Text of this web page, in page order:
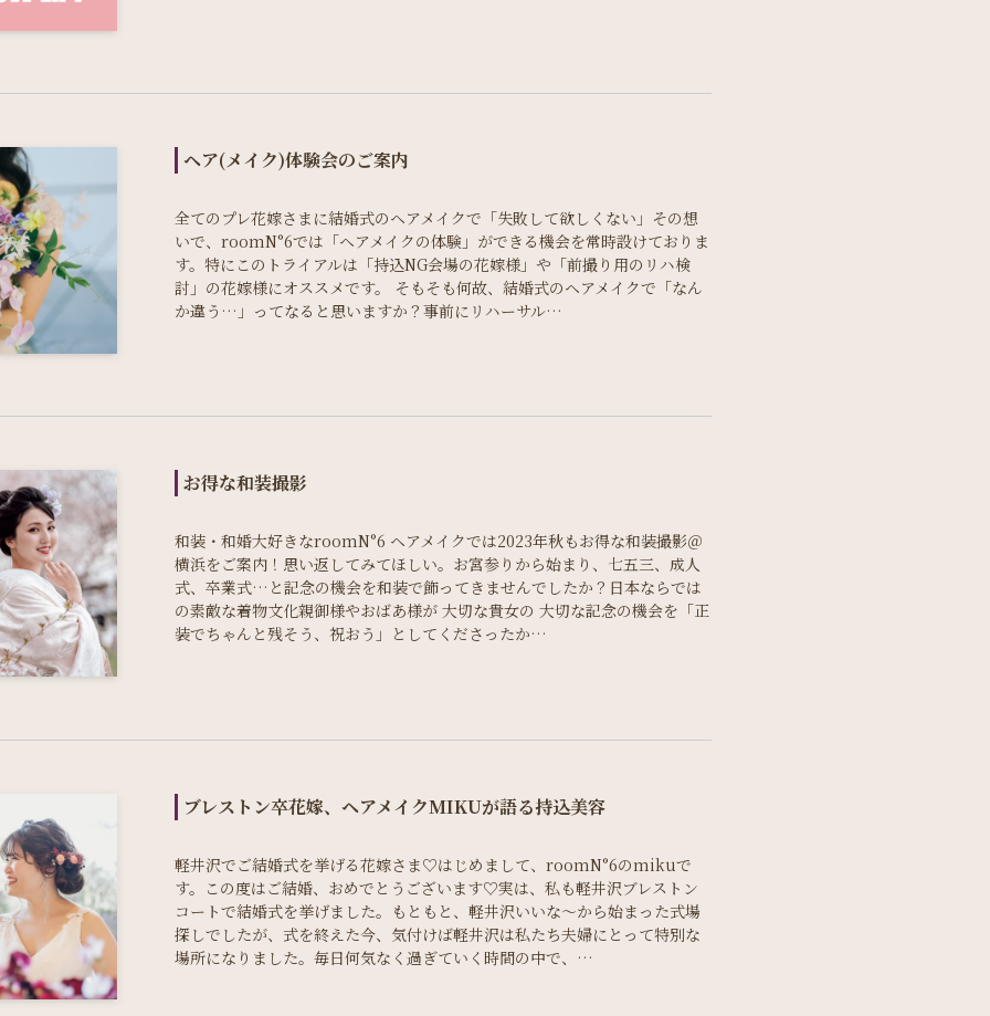
ヘア(メイク)体験会のご案内
全てのプレ花嫁さまに結婚式のヘアメイクで「失敗して欲しくない」その想
いで、roomN°6では「ヘアメイクの体験」ができる機会を常時設けておりま
す。特にこのトライアルは「持込NG会場の花嫁様」や「前撮り用のリハ検
討」の花嫁様にオススメです。 そもそも何故、結婚式のヘアメイクで「なん
か違う…」ってなると思いますか？事前にリハーサル…
お得な和装撮影
和装・和婚大好きなroomN°6 ヘアメイクでは2023年秋もお得な和装撮影＠
横浜をご案内！思い返してみてほしい。お宮参りから始まり、七五三、成人
式、卒業式…と記念の機会を和装で飾ってきませんでしたか？日本ならでは
の素敵な着物文化親御様やおばあ様が 大切な貴女の 大切な記念の機会を「正
装でちゃんと残そう、祝おう」としてくださったか…
ブレストン卒花嫁、ヘアメイクMIKUが語る持込美容
軽井沢でご結婚式を挙げる花嫁さま♡はじめまして、roomN°6のmikuで
す。この度はご結婚、おめでとうございます♡実は、私も軽井沢ブレストン
コートで結婚式を挙げました。もともと、軽井沢いいな〜から始まった式場
探しでしたが、式を終えた今、気付けば軽井沢は私たち夫婦にとって特別な
場所になりました。毎日何気なく過ぎていく時間の中で、…